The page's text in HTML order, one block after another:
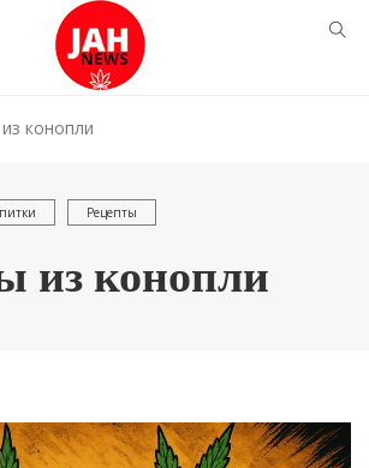
конопли
Рецепты
из конопли